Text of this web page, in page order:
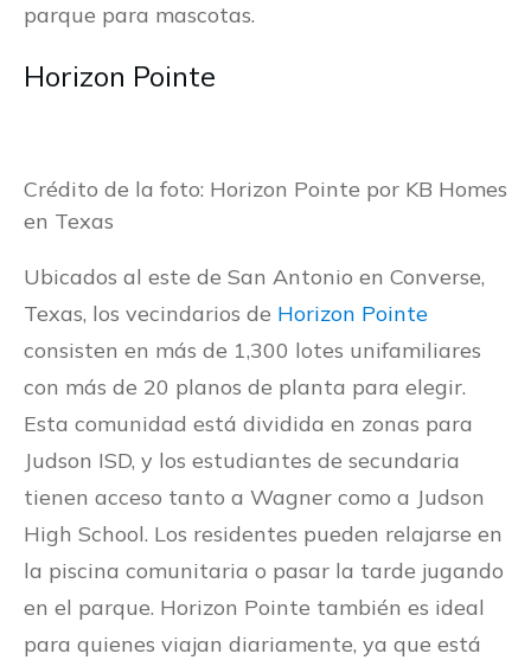
parque para mascotas.
Horizon Pointe
Crédito de la foto: Horizon Pointe por KB Homes
en Texas
Ubicados al este de San Antonio en Converse,
Texas, los vecindarios de Horizon Pointe
consisten en más de 1,300 lotes unifamiliares
con más de 20 planos de planta para elegir.
Esta comunidad está dividida en zonas para
Judson ISD, y los estudiantes de secundaria
tienen acceso tanto a Wagner como a Judson
High School. Los residentes pueden relajarse en
la piscina comunitaria o pasar la tarde jugando
en el parque. Horizon Pointe también es ideal
para quienes viajan diariamente, ya que está